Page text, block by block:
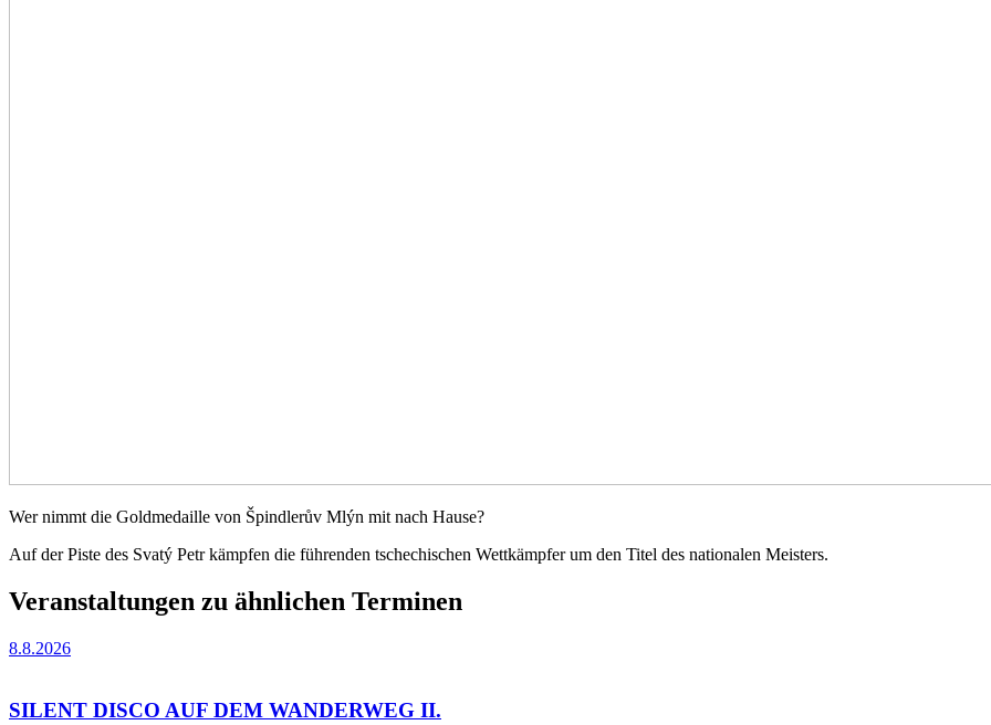
Wer nimmt die Goldmedaille von Špindlerův Mlýn mit nach Hause?
Auf der Piste des Svatý Petr kämpfen die führenden tschechischen Wettkämpfer um den Titel des nationalen Meisters.
Veranstaltungen zu ähnlichen Terminen
8.8.2026
SILENT DISCO AUF DEM WANDERWEG II.